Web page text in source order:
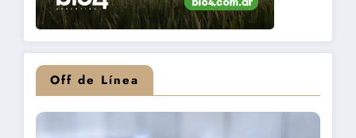
Off de Línea